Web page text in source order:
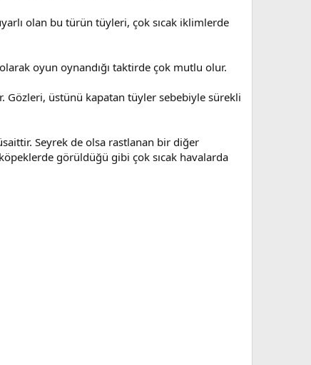
olan bu türün tüyleri, çok sıcak iklimlerde
oyun oynandığı taktirde çok mutlu olur.
Gözleri, üstünü kapatan tüyler sebebiyle sürekli
Seyrek de olsa rastlanan bir diğer
görüldüğü gibi çok sıcak havalarda